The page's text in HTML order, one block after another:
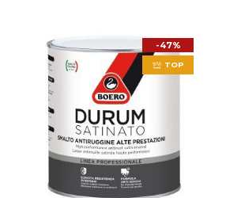
-47%
TOP